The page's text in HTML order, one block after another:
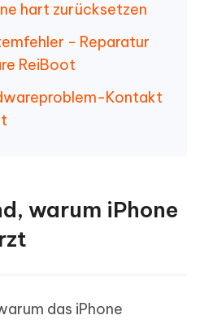
hart zurücksetzen
- Reparatur
ReiBoot
Kontakt
warum iPhone
das iPhone